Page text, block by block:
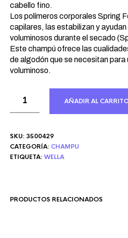
cabello fino.
Los polímeros corporales Spring
capilares, las estabilizan y
voluminosos durante el secado
Este champú ofrece las
de algodón que se necesitan para
voluminoso.
AÑADIR AL
SKU: 3500429
CATEGORÍA: CHAMPU
ETIQUETA: WELLA
PRODUCTOS RELACIONADOS